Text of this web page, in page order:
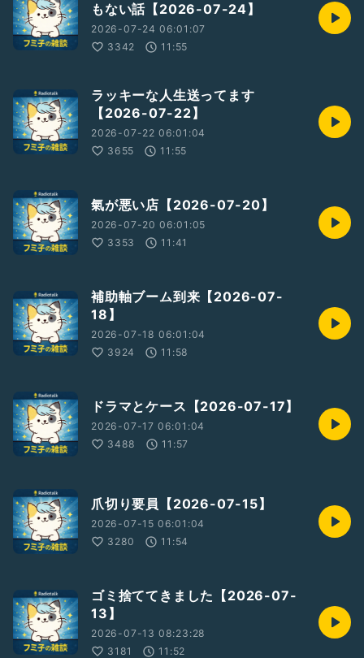
もない話【2026-07-24】
2026-07-24 06:01:07
3342
11:55
ラッキーな人生送ってます
【2026-07-22】
2026-07-22 06:01:04
3655
11:55
氣が悪い店【2026-07-20】
2026-07-20 06:01:05
3353
11:41
補助軸ブーム到来【2026-07-
18】
2026-07-18 06:01:04
3924
11:58
ドラマとケース【2026-07-17】
2026-07-17 06:01:04
3488
11:57
爪切り要員【2026-07-15】
2026-07-15 06:01:04
3280
11:54
ゴミ捨ててきました【2026-07-
13】
2026-07-13 08:23:28
3181
11:52